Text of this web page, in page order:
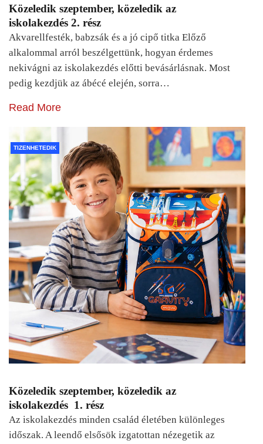
Közeledik szeptember, közeledik az
iskolakezdés 2. rész
Akvarellfesték, babzsák és a jó cipő titka Előző
alkalommal arról beszélgettünk, hogyan érdemes
nekivágni az iskolakezdés előtti bevásárlásnak. Most
pedig kezdjük az ábécé elején, sorra…
Read More
TIZENHETEDIK
Közeledik szeptember, közeledik az
iskolakezdés 1. rész
Az iskolakezdés minden család életében különleges
időszak. A leendő elsősök izgatottan nézegetik az